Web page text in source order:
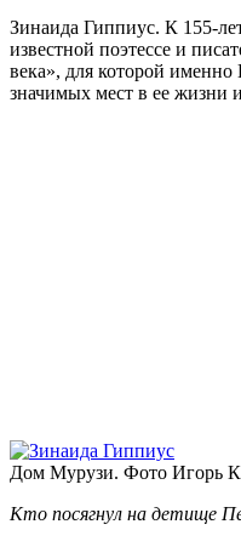
Зинаида Гиппиус. К 155-
известной поэтессе и
века», для которой
значимых мест в ее жизни
Дом Мурузи. Фото Игорь
Кто посягнул на детище